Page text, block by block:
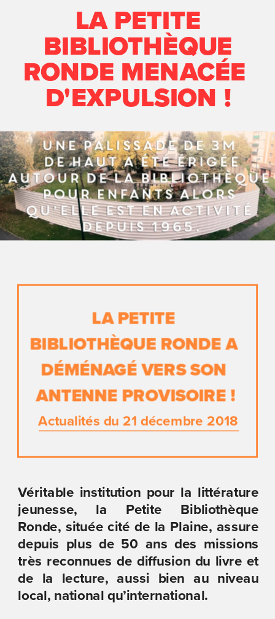
Véritable institution pour la littérature
jeunesse, la Petite Bibliothèque
Ronde, située cité de la Plaine, assure
depuis plus de 50 ans des missions
très reconnues de diffusion du livre et
de la lecture, aussi bien au niveau
local, national qu’international.
LA PETITE
BIBLIOTHÈQUE
RONDE MENACÉE
D'EXPULSION !
LA PETITE
BIBLIOTHÈQUE RONDE A
DÉMÉNAGÉ VERS SON
ANTENNE PROVISOIRE !
Actualités du 21 décembre 2018